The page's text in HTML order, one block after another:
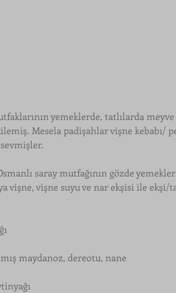
yemeklerde, tatlılarda
Mesela padişahlar vişne kebabı/
saray mutfağının gözde
vişne, vişne suyu ve nar ekşisi ile ekşi/
maydanoz, dereotu, nane